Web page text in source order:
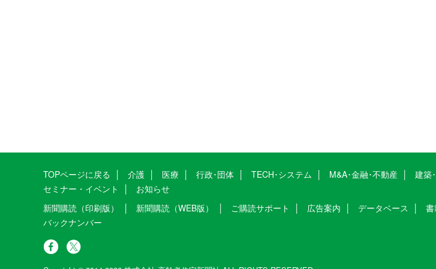
TOPページに戻る 介護 医療 行政･団体 TECH･システム M&A･金融･不動産 建築
セミナー・イベント
お知らせ
新聞購読（印刷版）
新聞購読（WEB版） ご購読サポート 広告案内 データベース
バックナンバー